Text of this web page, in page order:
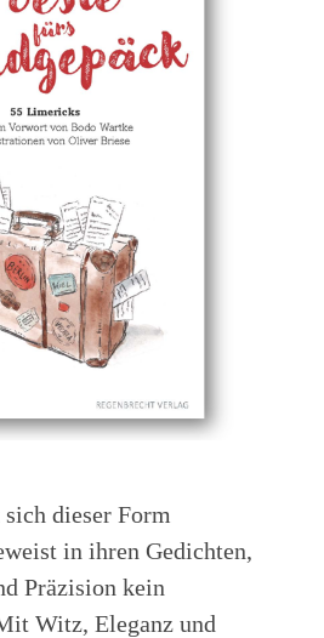
dieser Form
in ihren Gedichten,
Präzision kein
Witz, Eleganz und